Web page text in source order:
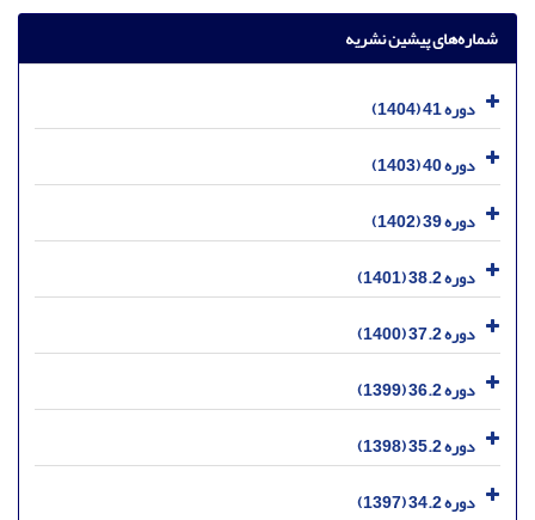
شماره‌های پیشین نشریه
دوره 41 (1404)
دوره 40 (1403)
دوره 39 (1402)
دوره 38.2 (1401)
دوره 37.2 (1400)
دوره 36.2 (1399)
دوره 35.2 (1398)
دوره 34.2 (1397)